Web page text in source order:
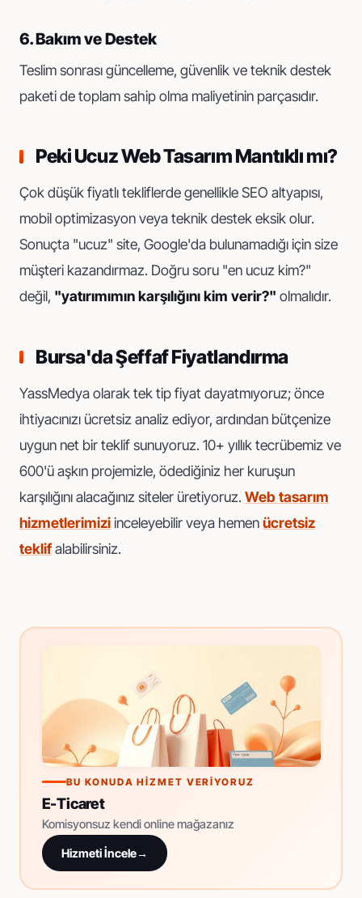
6. Bakım ve Destek
Teslim sonrası güncelleme, güvenlik ve teknik destek
paketi de toplam sahip olma maliyetinin parçasıdır.
Peki Ucuz Web Tasarım Mantıklı mı?
Çok düşük fiyatlı tekliflerde genellikle SEO altyapısı,
mobil optimizasyon veya teknik destek eksik olur.
Sonuçta "ucuz" site, Google'da bulunamadığı için size
müşteri kazandırmaz. Doğru soru "en ucuz kim?"
değil, "yatırımımın karşılığını kim verir?" olmalıdır.
Bursa'da Şeffaf Fiyatlandırma
YassMedya olarak tek tip fiyat dayatmıyoruz; önce
ihtiyacınızı ücretsiz analiz ediyor, ardından bütçenize
uygun net bir teklif sunuyoruz. 10+ yıllık tecrübemiz ve
600'ü aşkın projemizle, ödediğiniz her kuruşun
karşılığını alacağınız siteler üretiyoruz. Web tasarım
hizmetlerimiziinceleyebilir veya hemenücretsiz
teklifalabilirsiniz.
BU KONUDA HIZMET VERIYORUZ
E-Ticaret
Komisyonsuz kendi online mağazanız
Hizmeti İncele→